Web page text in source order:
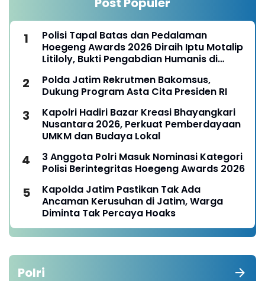
Polisi Tapal Batas dan Pedalaman
Hoegeng Awards 2026 Diraih Iptu Motalip
Litiloly, Bukti Pengabdian Humanis di
Polda Jatim Rekrutmen Bakomsus,
Dukung Program Asta Cita Presiden RI
Kapolri Hadiri Bazar Kreasi Bhayangkari
Nusantara 2026, Perkuat Pemberdayaan
UMKM dan Budaya Lokal
3 Anggota Polri Masuk Nominasi Kategori
Polisi Berintegritas Hoegeng Awards 2026
Kapolda Jatim Pastikan Tak Ada
Ancaman Kerusuhan di Jatim, Warga
Diminta Tak Percaya Hoaks
Polri